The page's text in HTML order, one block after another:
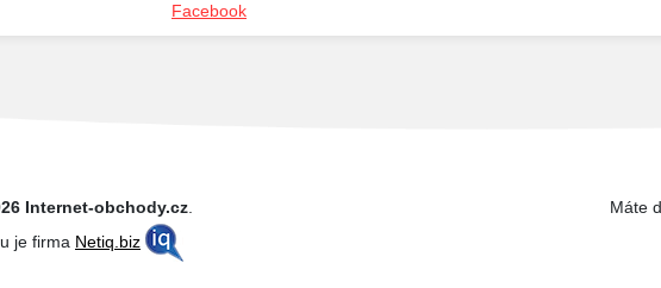
Facebook
Internet-obchody.cz.
je firma Netiq.biz
Máte